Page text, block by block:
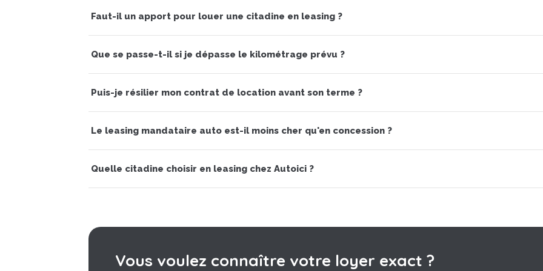
Faut-il un apport pour louer une citadine en leasing ?
Que se passe-t-il si je dépasse le kilométrage prévu ?
Puis-je résilier mon contrat de location avant son terme ?
Le leasing mandataire auto est-il moins cher qu'en concession ?
Quelle citadine choisir en leasing chez Autoici ?
Vous voulez connaître votre loyer exact ?